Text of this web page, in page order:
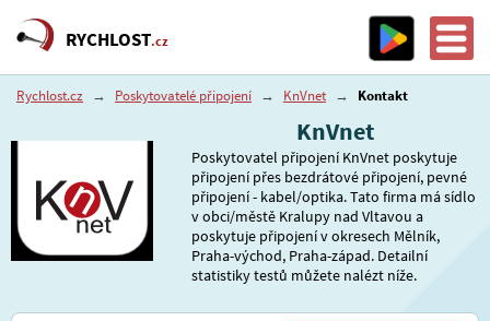
RYCHLOST.cz
Rychlost.cz → Poskytovatelé připojení → KnVnet → Kontakt
KnVnet
Poskytovatel připojení KnVnet poskytuje
připojení přes bezdrátové připojení, pevné
připojení - kabel/optika. Tato firma má sídlo
v obci/městě Kralupy nad Vltavou a
poskytuje připojení v okresech Mělník,
Praha-východ, Praha-západ. Detailní
statistiky testů můžete nalézt níže.